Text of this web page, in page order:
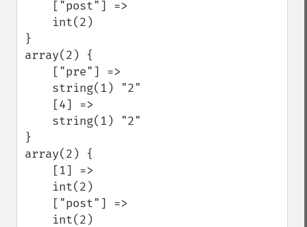
}
array(2) {
}
array(2) {